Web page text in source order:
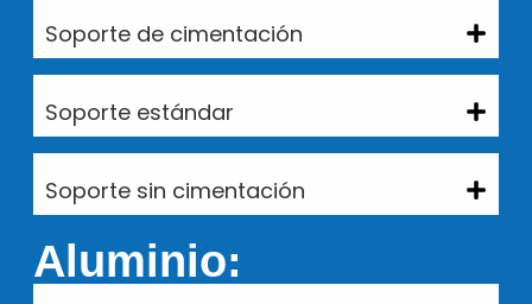
Soporte de cimentación
Soporte estándar
Soporte sin cimentación
Aluminio: